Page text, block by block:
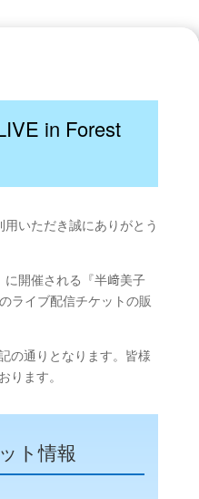
in Forest
いただき誠にありがとう
開催される『半﨑美子
ライブ配信チケットの販
の通りとなります。皆様
ります。
ト情報